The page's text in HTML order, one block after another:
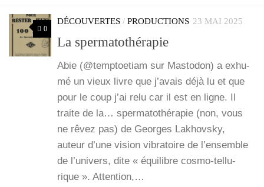
0
DÉCOUVERTES / PRODUCTIONS 23 MAI 2025
La spermatothérapie
Abie (@temptoetiam sur Mas­to­don) a exhu­
mé un vieux livre que j’a­vais déjà lu et que
pour le coup j’ai relu car il est en ligne. Il
traite de la… sper­ma­to­thé­ra­pie (non, vous
ne rêvez pas) de Georges Lakhovs­ky,
auteur d’une vision vibra­toire de l’ensemble
de l’u­ni­vers, dite « équi­libre cos­­mo-tel­­lu­­
rique ». Atten­tion,…